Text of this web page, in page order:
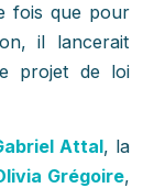
fois que pour
il lancerait
projet de loi
Attal, la
Grégoire,